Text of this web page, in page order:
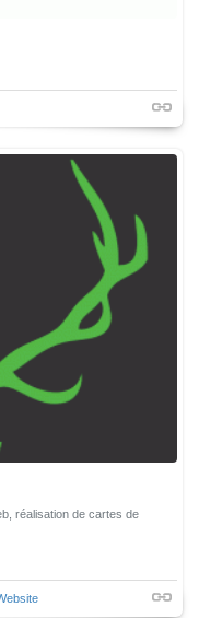
réalisation de cartes de